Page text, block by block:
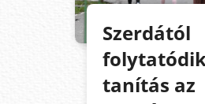
Szerdától
tanítás az